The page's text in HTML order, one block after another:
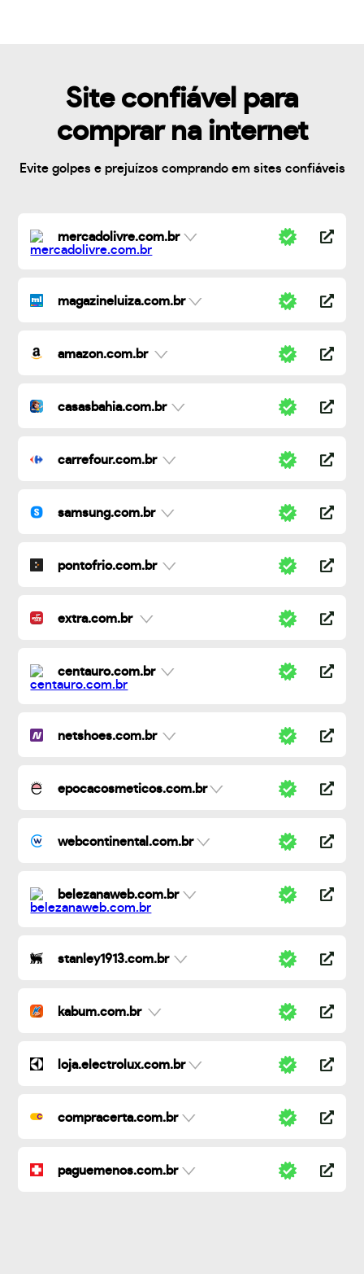
Site confiável para
comprar na internet
Evite golpes e prejuízos comprando em sites confiáveis
mercadolivre.com.br
magazineluiza.com.br
amazon.com.br
casasbahia.com.br
carrefour.com.br
samsung.com.br
pontofrio.com.br
extra.com.br
centauro.com.br
netshoes.com.br
epocacosmeticos.com.br
webcontinental.com.br
belezanaweb.com.br
stanley1913.com.br
kabum.com.br
loja.electrolux.com.br
compracerta.com.br
paguemenos.com.br